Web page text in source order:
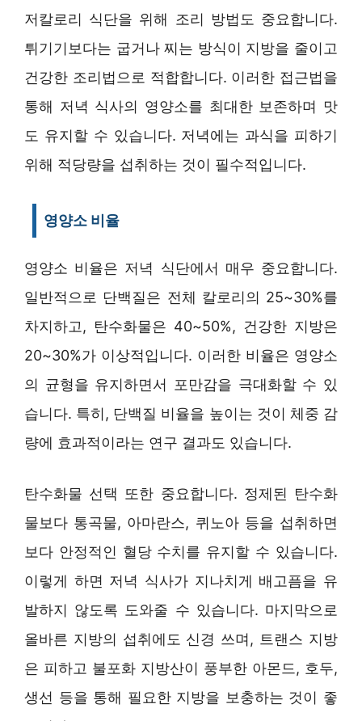
저칼로리 식단을 위해 조리 방법도 중요합니다.
튀기기보다는 굽거나 찌는 방식이 지방을 줄이고
건강한 조리법으로 적합합니다. 이러한 접근법을
통해 저녁 식사의 영양소를 최대한 보존하며 맛
도 유지할 수 있습니다. 저녁에는 과식을 피하기
위해 적당량을 섭취하는 것이 필수적입니다.
영양소 비율
영양소 비율은 저녁 식단에서 매우 중요합니다.
일반적으로 단백질은 전체 칼로리의 25~30%를
차지하고, 탄수화물은 40~50%, 건강한 지방은
20~30%가 이상적입니다. 이러한 비율은 영양소
의 균형을 유지하면서 포만감을 극대화할 수 있
습니다. 특히, 단백질 비율을 높이는 것이 체중 감
량에 효과적이라는 연구 결과도 있습니다.
탄수화물 선택 또한 중요합니다. 정제된 탄수화
물보다 통곡물, 아마란스, 퀴노아 등을 섭취하면
보다 안정적인 혈당 수치를 유지할 수 있습니다.
이렇게 하면 저녁 식사가 지나치게 배고픔을 유
발하지 않도록 도와줄 수 있습니다. 마지막으로
올바른 지방의 섭취에도 신경 쓰며, 트랜스 지방
은 피하고 불포화 지방산이 풍부한 아몬드, 호두,
생선 등을 통해 필요한 지방을 보충하는 것이 좋